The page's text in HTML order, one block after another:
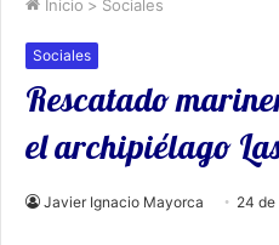
Inicio > Sociales
Sociales
Rescatado
el archipiélago
Javier Ignacio Mayorca 24